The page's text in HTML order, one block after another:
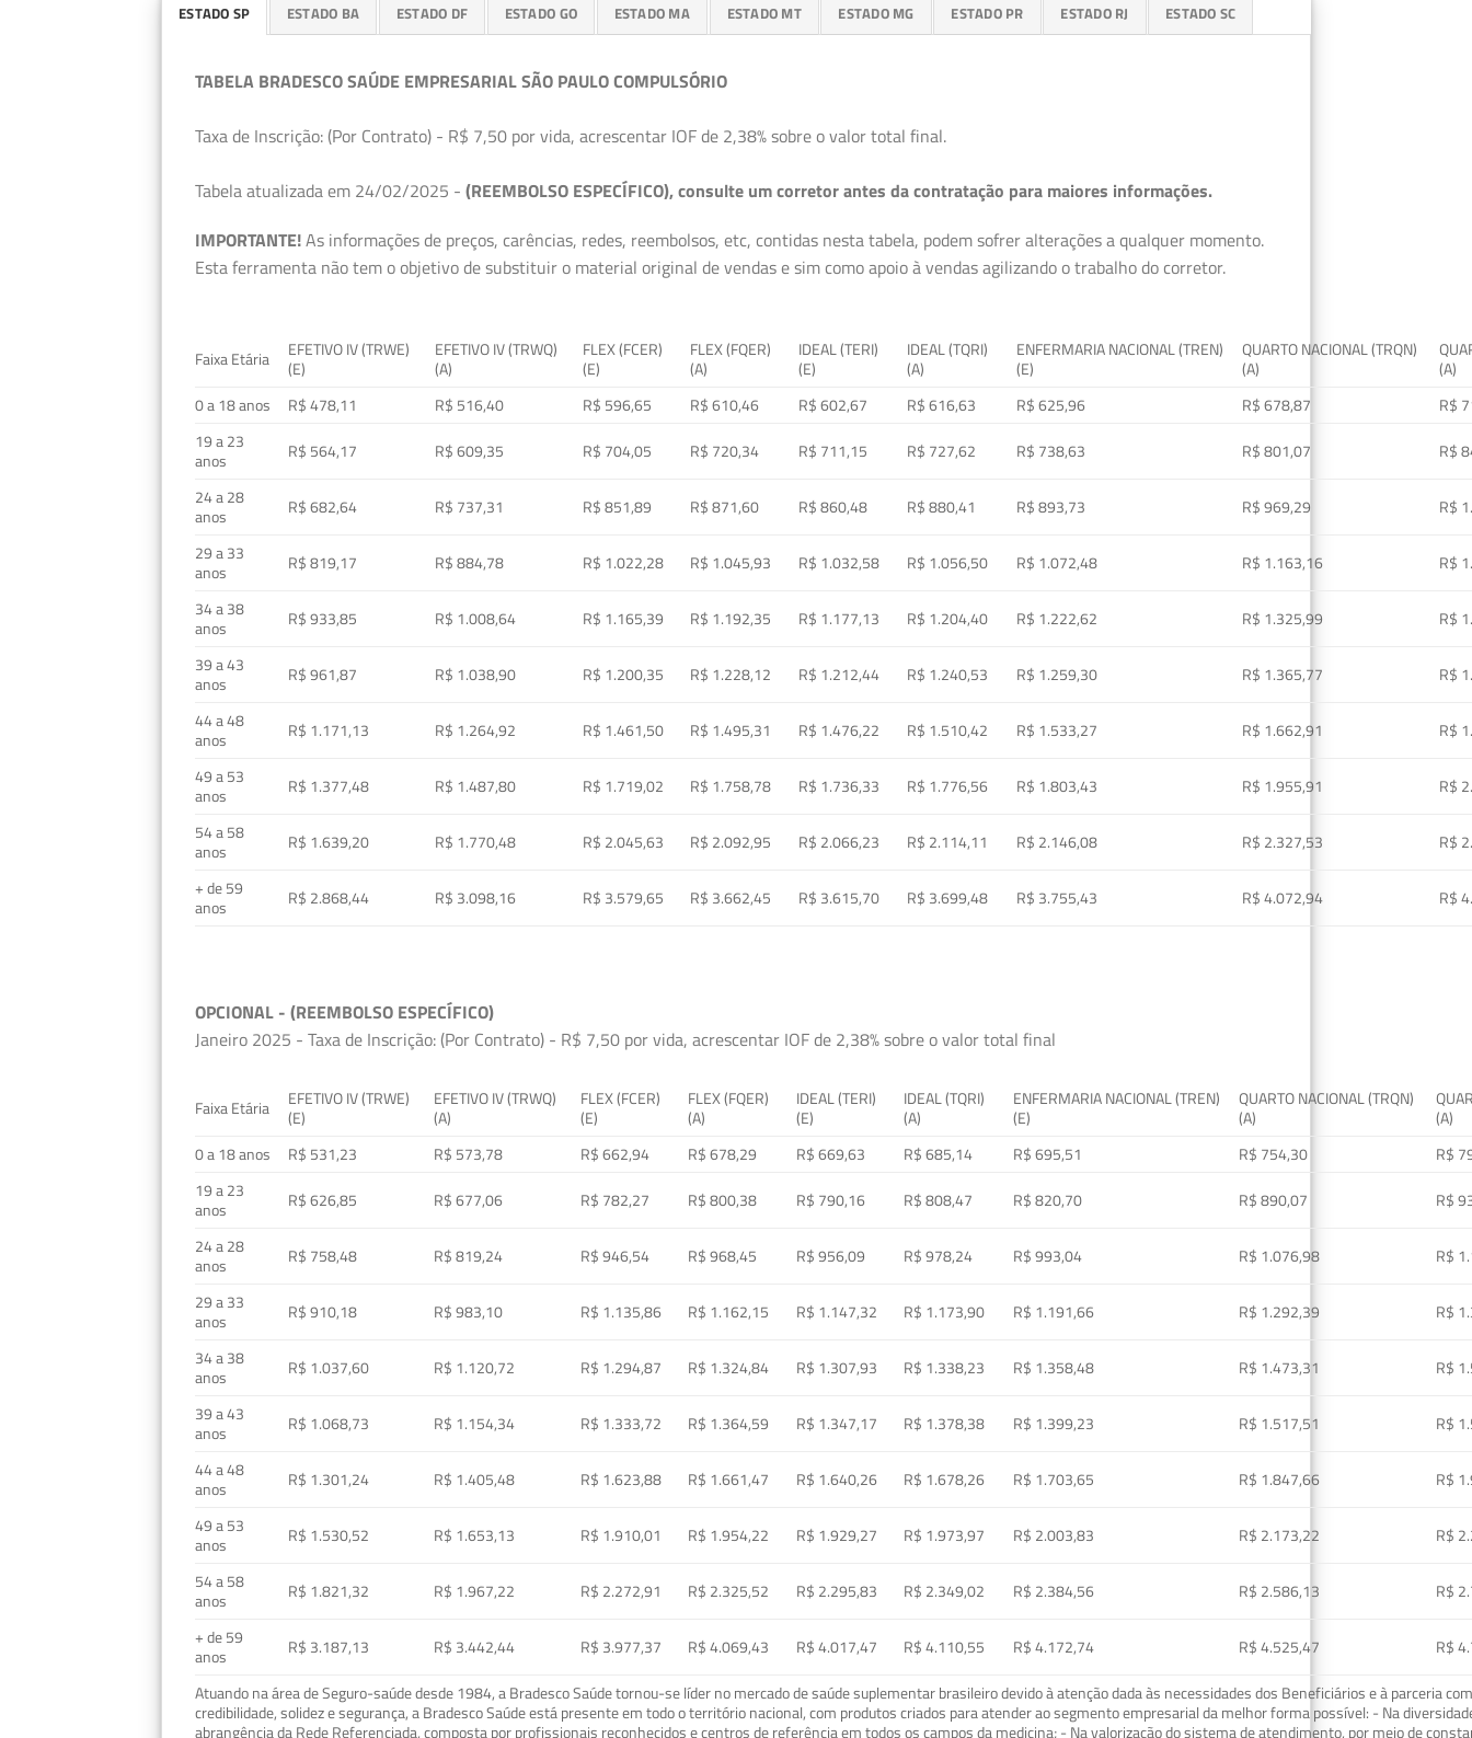
ESTADO SP ESTADO BA ESTADO DF ESTADO GO ESTADO MA ESTADO MT ESTADO MG ESTADO PR ESTADO RJ ESTADO SC
TABELA BRADESCO SAÚDE EMPRESARIAL SÃO PAULO COMPULSÓRIO
Taxa de Inscrição: (Por Contrato) - R$ 7,50 por vida, acrescentar IOF de 2,38% sobre o valor total final.
Tabela atualizada em 24/02/2025 - (REEMBOLSO ESPECÍFICO), consulte um corretor antes da contratação para maiores informações.
IMPORTANTE!As informações de preços, carências, redes, reembolsos, etc, contidas nesta tabela, podem sofrer alterações a qualquer momento.
Esta ferramenta não tem o objetivo de substituir o material original de vendas e sim como apoio à vendas agilizando o trabalho do corretor.
Faixa Etária
EFETIVO IV (TRWE)
(E)
EFETIVO IV (TRWQ)
(A)
FLEX (FCER)
(E)
FLEX (FQER)
(A)
IDEAL (TERI)
(E)
IDEAL (TQRI)
(A)
ENFERMARIA NACIONAL (TREN)
(E)
QUARTO NACIONAL (TRQN)
(A)
(A)
0 a 18 anos
R$ 478,11 R$ 516,40 R$ 596,65 R$ 610,46 R$ 602,67 R$ 616,63 R$ 625,96 R$ 678,87
R$
19 a 23
anos
R$ 564,17 R$ 609,35 R$ 704,05 R$ 720,34 R$ 711,15 R$ 727,62 R$ 738,63 R$ 801,07
R$
24 a 28
anos
R$ 682,64 R$ 737,31 R$ 851,89 R$ 871,60 R$ 860,48 R$ 880,41 R$ 893,73 R$ 969,29
R$
29 a 33
anos
R$ 819,17 R$ 884,78 R$ 1.022,28 R$ 1.045,93 R$ 1.032,58 R$ 1.056,50 R$ 1.072,48 R$ 1.163,16
R$
34 a 38
anos
R$ 933,85 R$ 1.008,64 R$ 1.165,39 R$ 1.192,35 R$ 1.177,13 R$ 1.204,40 R$ 1.222,62 R$ 1.325,99
R$
39 a 43
anos
R$ 961,87 R$ 1.038,90 R$ 1.200,35 R$ 1.228,12 R$ 1.212,44 R$ 1.240,53 R$ 1.259,30 R$ 1.365,77
R$
44 a 48
anos
R$ 1.171,13 R$ 1.264,92 R$ 1.461,50 R$ 1.495,31 R$ 1.476,22 R$ 1.510,42 R$ 1.533,27 R$ 1.662,91
R$
49 a 53
anos
R$ 1.377,48 R$ 1.487,80 R$ 1.719,02 R$ 1.758,78 R$ 1.736,33 R$ 1.776,56 R$ 1.803,43 R$ 1.955,91
R$
54 a 58
anos
R$ 1.639,20 R$ 1.770,48 R$ 2.045,63 R$ 2.092,95 R$ 2.066,23 R$ 2.114,11 R$ 2.146,08 R$ 2.327,53
R$
+ de 59
anos
R$ 2.868,44 R$ 3.098,16 R$ 3.579,65 R$ 3.662,45 R$ 3.615,70 R$ 3.699,48 R$ 3.755,43 R$ 4.072,94 R$
OPCIONAL - (REEMBOLSO ESPECÍFICO)
Janeiro 2025 - Taxa de Inscrição: (Por Contrato) - R$ 7,50 por vida, acrescentar IOF de 2,38% sobre o valor total final
Faixa Etária
EFETIVO IV (TRWE)
(E)
EFETIVO IV (TRWQ)
(A)
FLEX (FCER)
(E)
FLEX (FQER)
(A)
IDEAL (TERI)
(E)
IDEAL (TQRI)
(A)
ENFERMARIA NACIONAL (TREN)
(E)
QUARTO NACIONAL (TRQN)
(A)
(A)
0 a 18 anos
R$ 531,23 R$ 573,78 R$ 662,94 R$ 678,29 R$ 669,63 R$ 685,14 R$ 695,51 R$ 754,30
R$
19 a 23
anos
R$ 626,85 R$ 677,06 R$ 782,27 R$ 800,38 R$ 790,16 R$ 808,47 R$ 820,70 R$ 890,07
R$
24 a 28
anos
R$ 758,48 R$ 819,24 R$ 946,54 R$ 968,45 R$ 956,09 R$ 978,24 R$ 993,04 R$ 1.076,98
R$
29 a 33
anos
R$ 910,18 R$ 983,10 R$ 1.135,86 R$ 1.162,15 R$ 1.147,32 R$ 1.173,90 R$ 1.191,66 R$ 1.292,39
R$
34 a 38
anos
R$ 1.037,60 R$ 1.120,72 R$ 1.294,87 R$ 1.324,84 R$ 1.307,93 R$ 1.338,23 R$ 1.358,48 R$ 1.473,31
R$
39 a 43
anos
R$ 1.068,73 R$ 1.154,34 R$ 1.333,72 R$ 1.364,59 R$ 1.347,17 R$ 1.378,38 R$ 1.399,23 R$ 1.517,51
R$
44 a 48
anos
R$ 1.301,24 R$ 1.405,48 R$ 1.623,88 R$ 1.661,47 R$ 1.640,26 R$ 1.678,26 R$ 1.703,65 R$ 1.847,66
R$
49 a 53
anos
R$ 1.530,52 R$ 1.653,13 R$ 1.910,01 R$ 1.954,22 R$ 1.929,27 R$ 1.973,97 R$ 2.003,83 R$ 2.173,22
R$
54 a 58
anos
R$ 1.821,32 R$ 1.967,22 R$ 2.272,91 R$ 2.325,52 R$ 2.295,83 R$ 2.349,02 R$ 2.384,56 R$ 2.586,13
R$
+ de 59
anos
R$ 3.187,13 R$ 3.442,44 R$ 3.977,37 R$ 4.069,43 R$ 4.017,47 R$ 4.110,55 R$ 4.172,74 R$ 4.525,47
R$
Atuando na área de Seguro-saúde desde 1984, a Bradesco Saúde tornou-se líder no mercado de saúde suplementar brasileiro devido à atenção dada às necessidades dos Beneficiários e à parceria
credibilidade, solidez e segurança, a Bradesco Saúde está presente em todo o território nacional, com produtos criados para atender ao segmento empresarial da melhor forma possível: - Na
abrangência da Rede Referenciada, composta por profissionais reconhecidos e centros de referência em todos os campos da medicina; - Na valorização do sistema de atendimento, por meio de